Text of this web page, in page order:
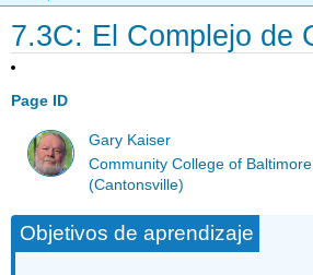
7.3C: El Complejo de
Page ID
Gary Kaiser
Community College of
(Cantonsville)
Objetivos de aprendizaje